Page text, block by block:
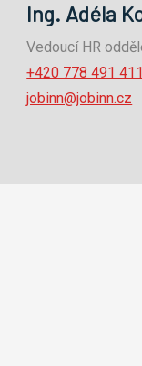
Ing. Adéla
Vedoucí HR
+420 778 491 411
jobinn@jobinn.cz